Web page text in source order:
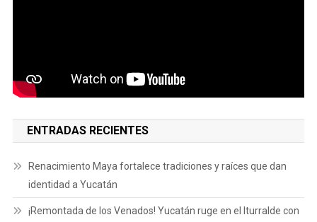
ENTRADAS RECIENTES
Renacimiento Maya fortalece tradiciones y raíces que dan
identidad a Yucatán
¡Remontada de los Venados! Yucatán ruge en el Iturralde con